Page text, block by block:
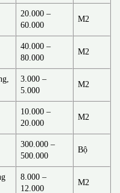
20.000 –
60.000
M2
40.000 –
80.000
M2
3.000 –
5.000
M2
10.000 –
20.000
M2
300.000 –
500.000
Bộ
8.000 –
12.000
M2